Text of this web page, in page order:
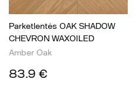
Parketlentės OAK SHADOW
CHEVRON WAXOILED
Amber Oak
83.9 €